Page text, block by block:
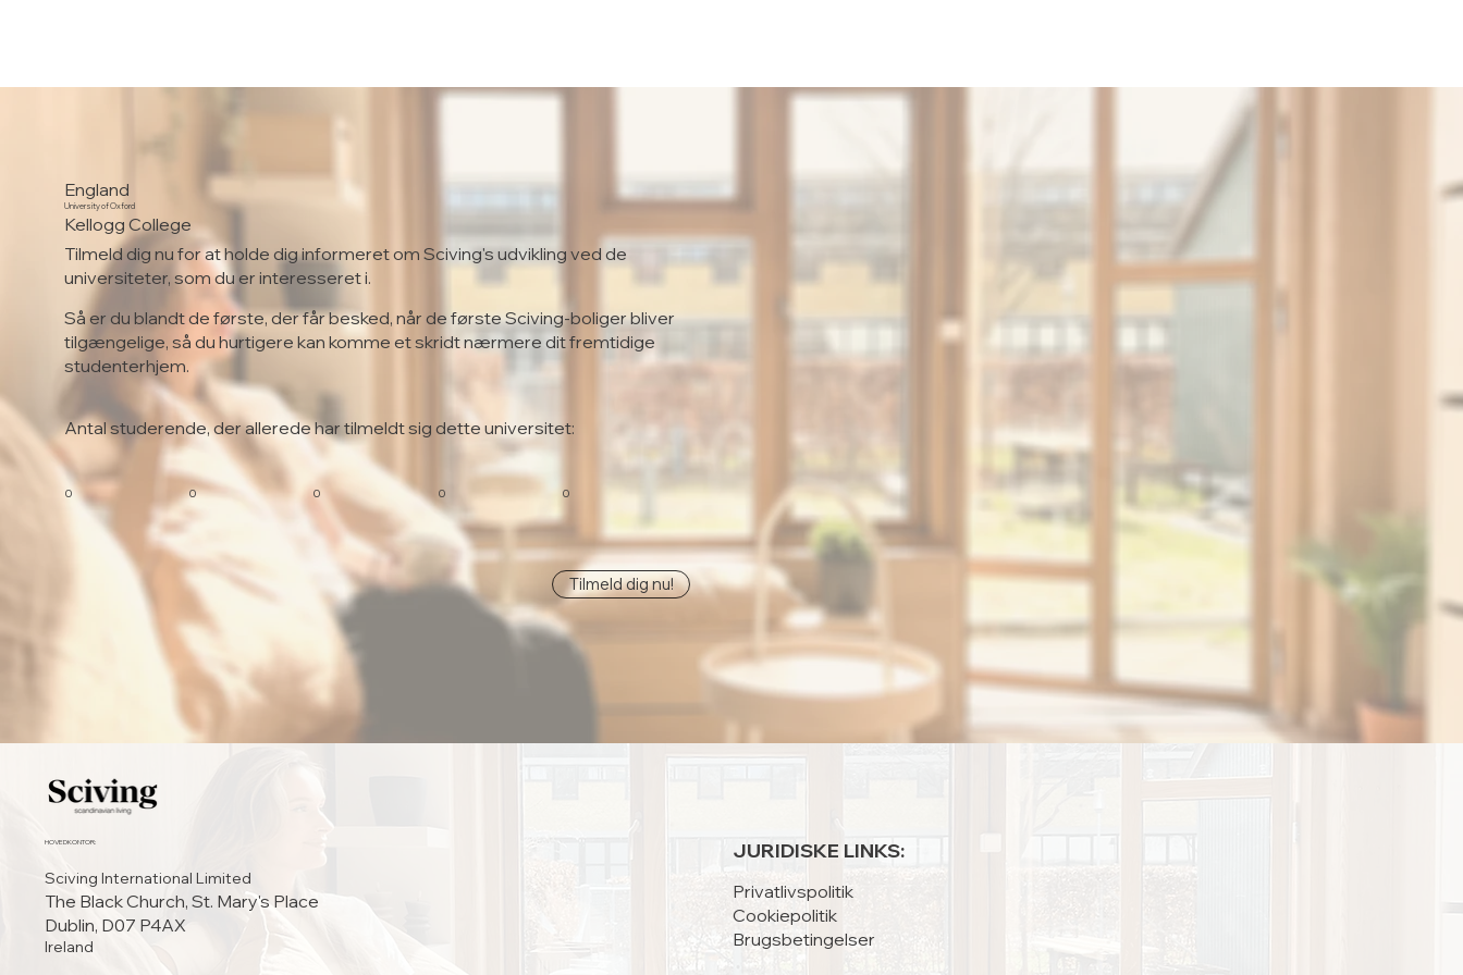
England
University of Oxford
Kellogg College
Tilmeld dig nu for at holde dig informeret om Sciving's udvikling ved de
universiteter, som du er interesseret i.
Så er du blandt de første, der får besked, når de første Sciving-boliger bliver
tilgængelige, så du hurtigere kan komme et skridt nærmere dit fremtidige
studenterhjem.
Antal studerende, der allerede har tilmeldt sig dette universitet:
0
0
0
0
0
Tilmeld dig nu!
HOVEDKONTOR:
Sciving International Limited
The Black Church, St. Mary's Place
Dublin, D07 P4AX
Ireland
JURIDISKE LINKS:
Privatlivspolitik
Cookiepolitik
Brugsbetingelser